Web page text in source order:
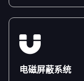
电磁屏蔽系统